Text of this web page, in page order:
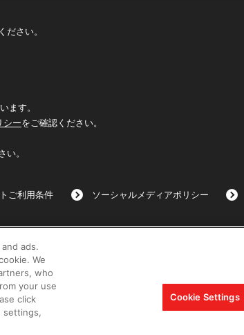
さい。
ます。
シーをご確認ください。
い。
ご利用条件 ソーシャルメディアポリシー
一覧を表示する
ads.
We
who
your use
click
settings,
Cookie Settings